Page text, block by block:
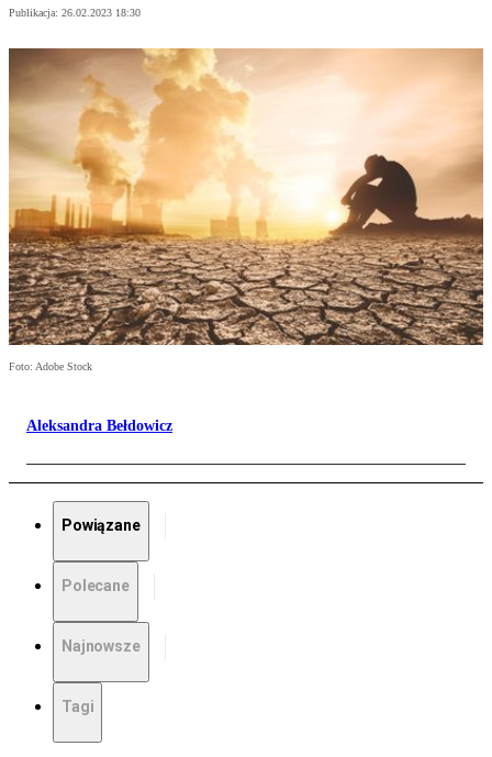
Publikacja: 26.02.2023 18:30
Foto: Adobe Stock
Aleksandra Bełdowicz
Powiązane
Polecane
Najnowsze
Tagi